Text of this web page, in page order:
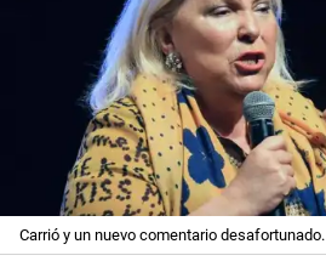
Carrió y un nuevo comentario desafortunado.